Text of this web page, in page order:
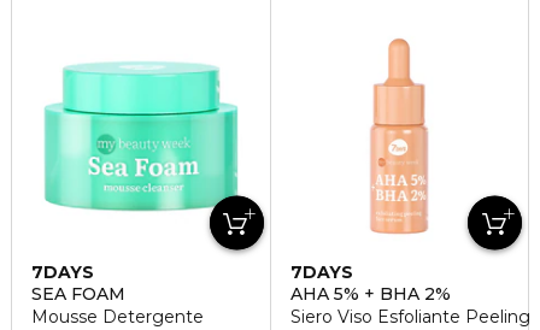
7DAYS
SEA FOAM
Mousse Detergente
7DAYS
AHA 5% + BHA 2%
Siero Viso Esfoliante Peeling